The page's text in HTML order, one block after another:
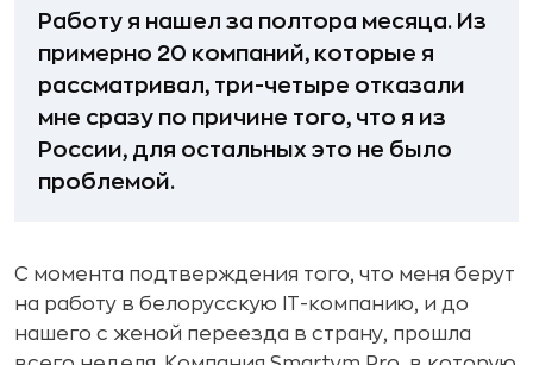
Работу я нашел за полтора месяца. Из
примерно 20 компаний, которые я
рассматривал, три-четыре отказали
мне сразу по причине того, что я из
России, для остальных это не было
проблемой.
С момента подтверждения того, что меня берут
на работу в белорусскую IT-компанию, и до
нашего с женой переезда в страну, прошла